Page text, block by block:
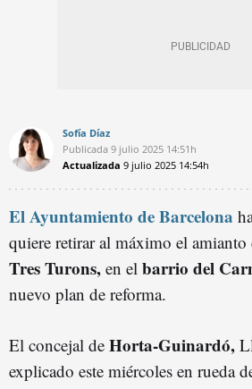
Sofía Díaz
Publicada 9 julio 2025 14:51h
Actualizada 9 julio 2025 14:54h
El Ayuntamiento de Barcelona
quiere retirar al máximo el amianto
Tres Turons, en el barrio del
nuevo plan de reforma.
El concejal de Horta-Guinardó,
explicado este miércoles en rueda